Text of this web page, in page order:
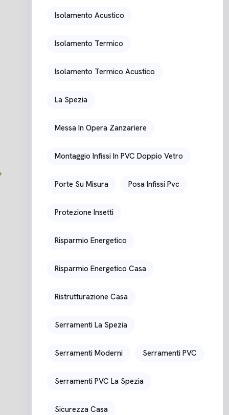
Isolamento Acustico
Isolamento Termico
Isolamento Termico Acustico
La Spezia
Messa In Opera Zanzariere
Montaggio Infissi In PVC Doppio Vetro
Porte Su Misura Posa Infissi Pvc
Protezione Insetti
Risparmio Energetico
Risparmio Energetico Casa
Ristrutturazione Casa
Serramenti La Spezia
Serramenti Moderni Serramenti PVC
Serramenti PVC La Spezia
Sicurezza Casa